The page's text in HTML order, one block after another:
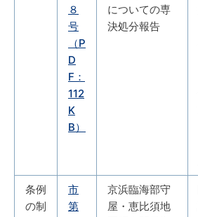
８
号
（P
D
F：
112
K
B）
についての専
決処分報告
条例
の制
市
第
京浜臨海部守
屋・恵比須地